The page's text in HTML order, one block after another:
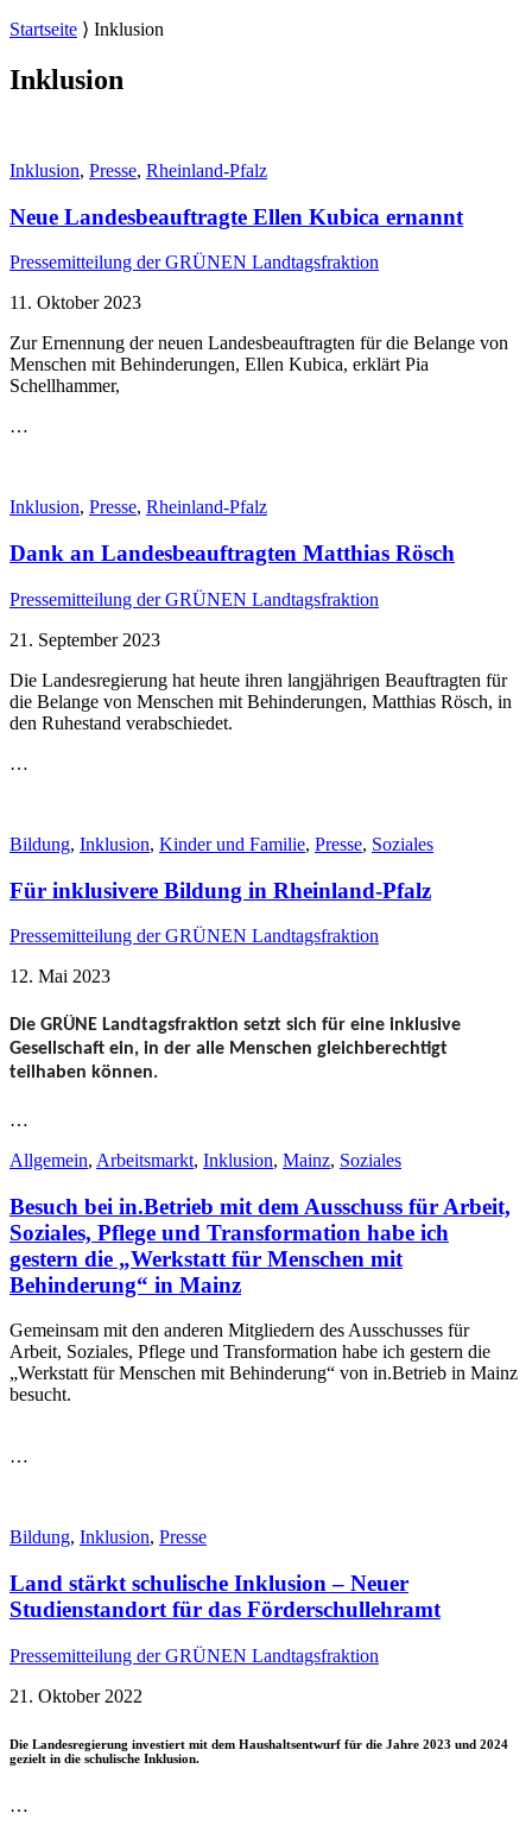
Startseite ⟩ Inklusion
Inklusion
Inklusion, Presse, Rheinland-Pfalz
Neue Landesbeauftragte Ellen Kubica ernannt
Pressemitteilung der GRÜNEN Landtagsfraktion
11. Oktober 2023
Zur Ernennung der neuen Landesbeauftragten für die Belange von
Menschen mit Behinderungen, Ellen Kubica, erklärt Pia
Schellhammer,
…
Inklusion, Presse, Rheinland-Pfalz
Dank an Landesbeauftragten Matthias Rösch
Pressemitteilung der GRÜNEN Landtagsfraktion
21. September 2023
Die Landesregierung hat heute ihren langjährigen Beauftragten für
die Belange von Menschen mit Behinderungen, Matthias Rösch, in
den Ruhestand verabschiedet.
…
Bildung, Inklusion, Kinder und Familie, Presse, Soziales
Für inklusivere Bildung in Rheinland-Pfalz
Pressemitteilung der GRÜNEN Landtagsfraktion
12. Mai 2023
Die GRÜNE Landtagsfraktion setzt sich für eine inklusive
Gesellschaft ein, in der alle Menschen gleichberechtigt
teilhaben können.
…
Allgemein, Arbeitsmarkt, Inklusion, Mainz, Soziales
Besuch bei in.Betrieb mit dem Ausschuss für Arbeit,
Soziales, Pflege und Transformation habe ich
gestern die „Werkstatt für Menschen mit
Behinderung“ in Mainz
Gemeinsam mit den anderen Mitgliedern des Ausschusses für
Arbeit, Soziales, Pflege und Transformation habe ich gestern die
„Werkstatt für Menschen mit Behinderung“ von in.Betrieb in Mainz
besucht.
…
Bildung, Inklusion, Presse
Land stärkt schulische Inklusion – Neuer
Studienstandort für das Förderschullehramt
Pressemitteilung der GRÜNEN Landtagsfraktion
21. Oktober 2022
Die Landesregierung investiert mit dem Haushaltsentwurf für die Jahre 2023 und 2024
gezielt in die schulische Inklusion.
…